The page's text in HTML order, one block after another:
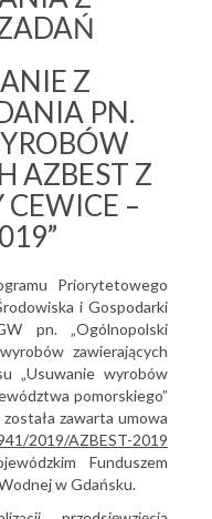
Z
PN.
AZBEST Z
–
Priorytetowego
i Gospodarki
pn. „Ogólnopolski
zawierających
„Usuwanie wyrobów
pomorskiego”
zawarta umowa
2019/AZBEST-2019
Funduszem
w Gdańsku.